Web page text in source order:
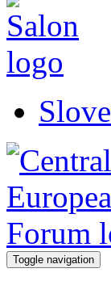
Toggle navigation